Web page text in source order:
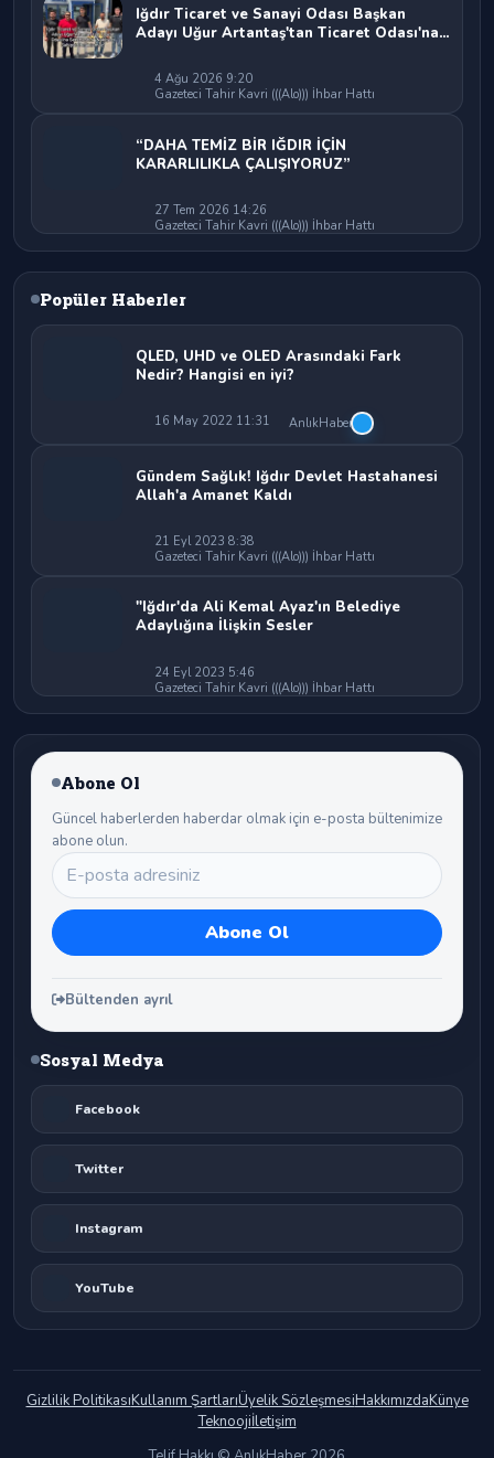
Iğdır Ticaret ve Sanayi Odası Başkan
Adayı Uğur Artantaş'tan Ticaret Odası'na
Bırakılamaz"
4 Ağu 2026 9:20
Gazeteci Tahir Kavri (((Alo))) İhbar Hattı
“DAHA TEMİZ BİR IĞDIR İÇİN
KARARLILIKLA ÇALIŞIYORUZ”
27 Tem 2026 14:26
Gazeteci Tahir Kavri (((Alo))) İhbar Hattı
Popüler Haberler
QLED, UHD ve OLED Arasındaki Fark
Nedir? Hangisi en iyi?
16 May 2022 11:31 AnlıkHaber
Gündem Sağlık! Iğdır Devlet Hastahanesi
Allah'a Amanet Kaldı
21 Eyl 2023 8:38
Gazeteci Tahir Kavri (((Alo))) İhbar Hattı
"Iğdır'da Ali Kemal Ayaz'ın Belediye
Adaylığına İlişkin Sesler
24 Eyl 2023 5:46
Gazeteci Tahir Kavri (((Alo))) İhbar Hattı
Abone Ol
Güncel haberlerden haberdar olmak için e-posta bültenimize
abone olun.
Bültenden ayrıl
Sosyal Medya
Facebook
Twitter
Instagram
YouTube
Gizlilik PolitikasıKullanım ŞartlarıÜyelik SözleşmesiHakkımızdaKünye
Teknoojiİletişim